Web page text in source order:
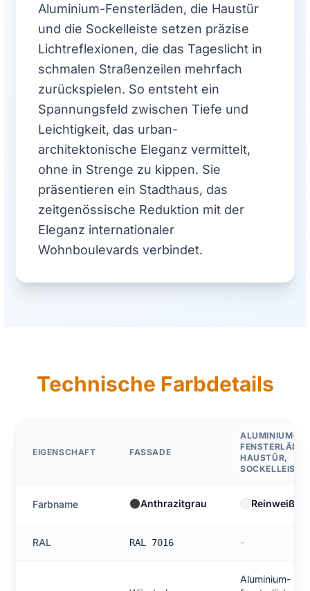
Aluminium-Fensterläden, die Haustür
und die Sockelleiste setzen präzise
Lichtreflexionen, die das Tageslicht in
schmalen Straßenzeilen mehrfach
zurückspielen. So entsteht ein
Spannungsfeld zwischen Tiefe und
Leichtigkeit, das urban-
architektonische Eleganz vermittelt,
ohne in Strenge zu kippen. Sie
präsentieren ein Stadthaus, das
zeitgenössische Reduktion mit der
Eleganz internationaler
Wohnboulevards verbindet.
Technische Farbdetails
EIGENSCHAFT FASSADE
ALUMINIUM-
HAUSTÜR,
SOCKELLEISTE
Farbname Anthrazitgrau Reinweiß
RAL RAL 7016 -
Aluminium-